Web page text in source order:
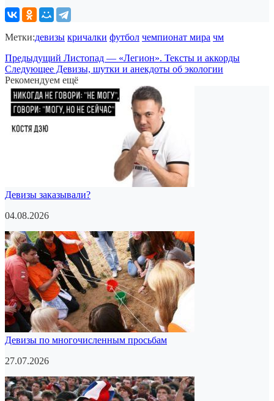
Метки:девизы кричалки футбол чемпионат мира чм
Предыдущий Листопад — «Легион». Тексты и аккорды
Следующее Девизы, шутки и анекдоты об экологии
Рекомендуем ещё
Девизы заказывали?
04.08.2026
Девизы по многочисленным просьбам
27.07.2026